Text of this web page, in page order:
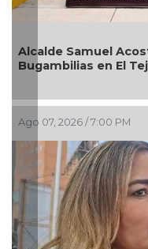
Pedro de Jesús
como alcalde
Ago 07, 2026 / 5:53 PM